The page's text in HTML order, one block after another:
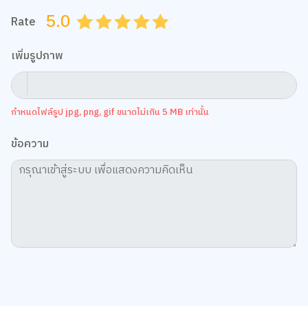
Rate 5.0 4.5
4.0
3.5
3.0
2.5
2.0
1.5
1.0
0.5
เพิ่มรูปภาพ
กำหนดไฟล์รูป jpg, png, gif ขนาดไม่เกิน 5 MB เท่านั้น
ข้อความ